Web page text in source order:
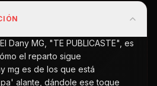
Dany MG, "TE PUBLICASTE", es
el reparto sigue
mg es de los que está
alante, dándole ese toque